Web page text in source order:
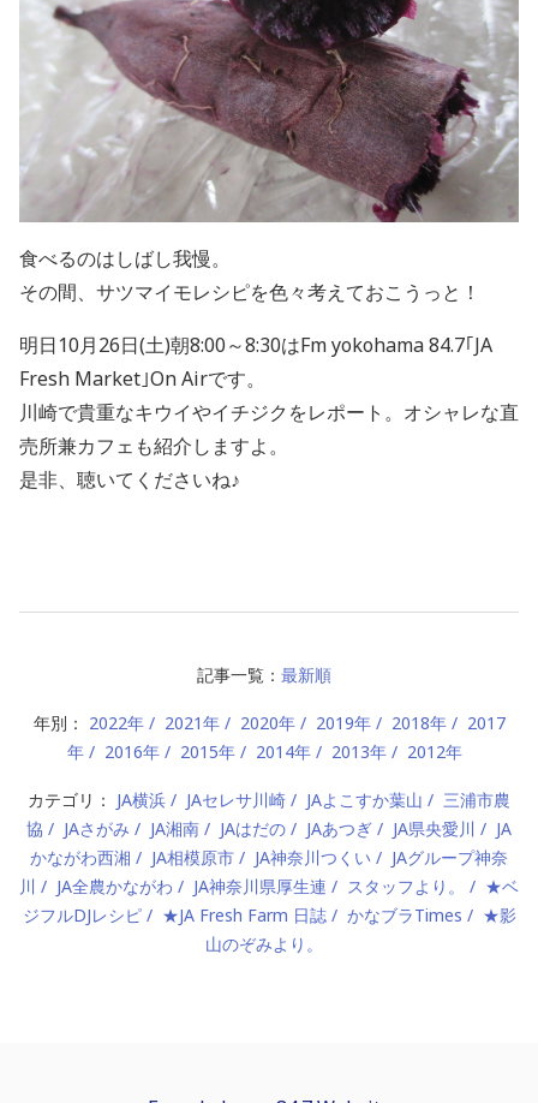
食べるのはしばし我慢。
その間、サツマイモレシピを色々考えておこうっと！
明日10月26日(土)朝8:00～8:30はFm yokohama 84.7｢JA
Fresh Market｣On Airです。
川崎で貴重なキウイやイチジクをレポート。オシャレな直
売所兼カフェも紹介しますよ。
是非、聴いてくださいね♪
記事一覧： 最新順
年別： 2022年 2021年 2020年 2019年 2018年
2017
年
2016年 2015年 2014年 2013年 2012年
カテゴリ： JA横浜 JAセレサ川崎 JAよこすか葉山
三浦市農
協
JAさがみ JA湘南 JAはだの JAあつぎ JA県央愛川
JA
かながわ西湘
JA相模原市 JA神奈川つくい
JAグループ神奈
川
JA全農かながわ JA神奈川県厚生連 スタッフより。
★ベ
ジフルDJレシピ
★JA Fresh Farm 日誌 かなブラTimes
★影
山のぞみより。